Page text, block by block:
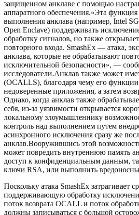
защищенном анклаве с помощью
аппаратного обеспечения.«Эта функция
выполнения анклава (например, Intel
Open Enclave) поддерживать
обработку сигналов, но также
повторного входа. SmashEx — атака,
анклава, которые не обрабатывают
исключительной безопасности», —
исследователи.Анклав также может
(OCALLS), благодаря чему его
недоверенные приложения, а затем
Однако, когда анклав также
себя, из-за уязвимости открывается
локальному злоумышленнику
контроль над выполнением путем
асинхронного исключения сразу же
анклав.Вооружившись этой
может повредить внутреннюю память
доступ к конфиденциальным данным,
ключи RSA, или выполнить
Поскольку атака SmashEx затрагивает
поддерживающую обработку
поток возврата OCALL и поток
должны записываться с большой